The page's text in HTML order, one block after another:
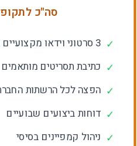
סה"כ
✓ 3 סרטוני וידאו מקצועיים בשבוע
✓ כתיבת תסריטים מותאמים
✓ הפצה לכל הרשתות
✓ דוחות ביצועים שבועיים
✓ ניהול קמפיינים בסיסי